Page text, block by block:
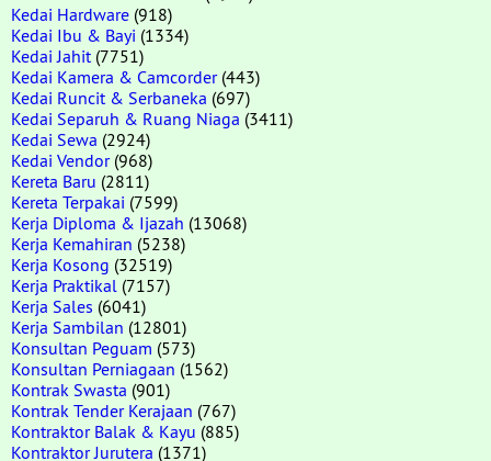
Kedai Hardware (918)
Kedai Ibu & Bayi (1334)
Kedai Jahit (7751)
Kedai Kamera & Camcorder(443)
Kedai Runcit & Serbaneka (697)
Kedai Separuh & Ruang Niaga (3411)
Kedai Sewa (2924)
Kedai Vendor(968)
Kereta Baru (2811)
Kereta Terpakai (7599)
Kerja Diploma & Ijazah (13068)
Kerja Kemahiran (5238)
Kerja Kosong (32519)
Kerja Praktikal (7157)
Kerja Sales (6041)
Kerja Sambilan (12801)
Konsultan Peguam (573)
Konsultan Perniagaan (1562)
Kontrak Swasta (901)
Kontrak Tender Kerajaan (767)
Kontraktor Balak & Kayu (885)
Kontraktor Jurutera (1371)